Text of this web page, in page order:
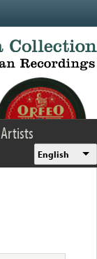
Artists
English